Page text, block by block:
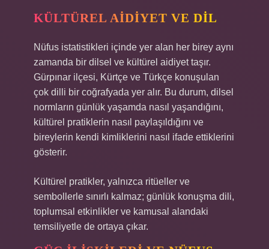
KÜLTÜREL AIDIYET VE DIL
Nüfus istatistikleri içinde yer alan her birey aynı
zamanda bir dilsel ve kültürel aidiyet taşır.
Gürpınar ilçesi, Kürtçe ve Türkçe konuşulan
çok dilli bir coğrafyada yer alır. Bu durum, dilsel
normların günlük yaşamda nasıl yaşandığını,
kültürel pratiklerin nasıl paylaşıldığını ve
bireylerin kendi kimliklerini nasıl ifade ettiklerini
gösterir.
Kültürel pratikler, yalnızca ritüeller ve
sembollerle sınırlı kalmaz; günlük konuşma dili,
toplumsal etkinlikler ve kamusal alandaki
temsiliyetle de ortaya çıkar.